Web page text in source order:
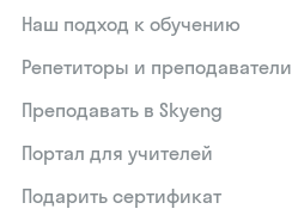
Наш подход к обучению
Репетиторы и преподаватели
Преподавать в Skyeng
Портал для учителей
Подарить сертификат